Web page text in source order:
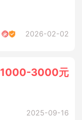
2026-02-02
1000-3000元
2025-09-16